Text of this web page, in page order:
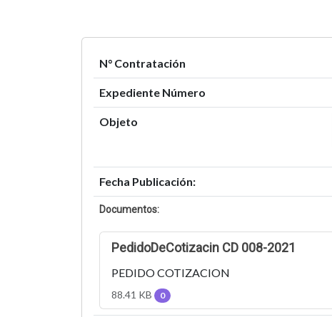
N° Contratación
Expediente Número
Objeto
Fecha Publicación:
Documentos:
PedidoDeCotizacin CD 008-2021
PEDIDO COTIZACION
88.41 KB 0